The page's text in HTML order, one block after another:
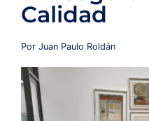
Redes y Alianzas
Fondo Concursable
Recursos
Calidad
Por Juan Paulo Roldán